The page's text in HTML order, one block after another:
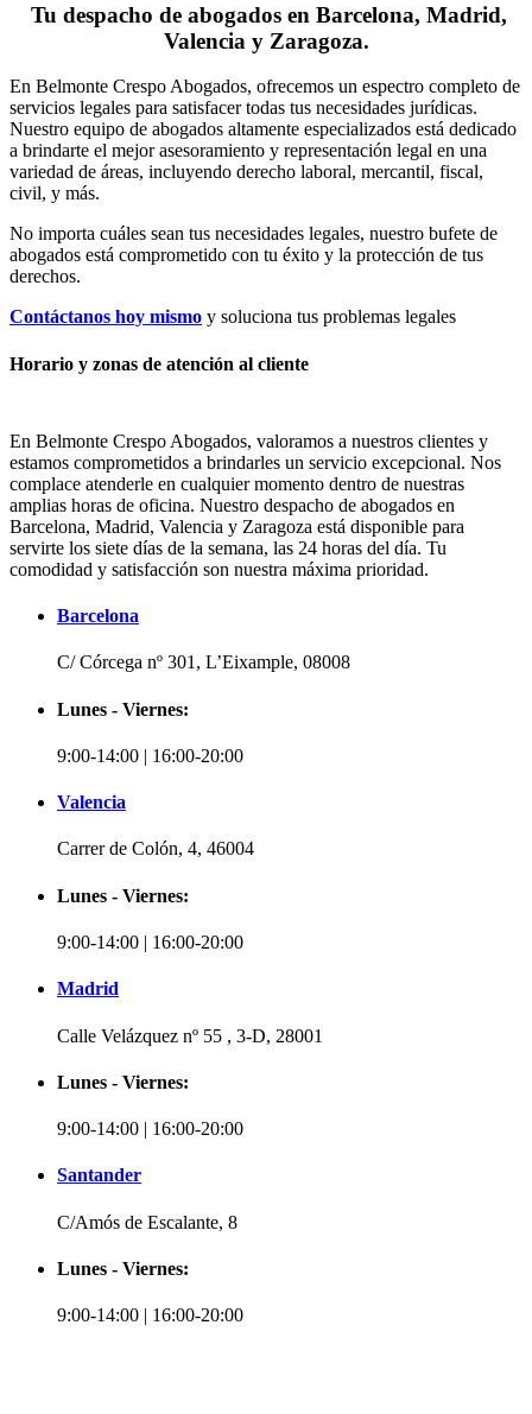
Tu despacho de abogados en Barcelona, Madrid,
Valencia y Zaragoza.
En Belmonte Crespo Abogados, ofrecemos un espectro completo de
servicios legales para satisfacer todas tus necesidades jurídicas.
Nuestro equipo de abogados altamente especializados está dedicado
a brindarte el mejor asesoramiento y representación legal en una
variedad de áreas, incluyendo derecho laboral, mercantil, fiscal,
civil, y más.
No importa cuáles sean tus necesidades legales, nuestro bufete de
abogados está comprometido con tu éxito y la protección de tus
derechos.
Contáctanos hoy mismo y soluciona tus problemas legales
Horario y zonas de atención al cliente
En Belmonte Crespo Abogados, valoramos a nuestros clientes y
estamos comprometidos a brindarles un servicio excepcional. Nos
complace atenderle en cualquier momento dentro de nuestras
amplias horas de oficina. Nuestro despacho de abogados en
Barcelona, Madrid, Valencia y Zaragoza está disponible para
servirte los siete días de la semana, las 24 horas del día. Tu
comodidad y satisfacción son nuestra máxima prioridad.
Barcelona
C/ Córcega nº 301, L’Eixample, 08008
Lunes - Viernes:
9:00-14:00 | 16:00-20:00
Valencia
Carrer de Colón, 4, 46004
Lunes - Viernes:
9:00-14:00 | 16:00-20:00
Madrid
Calle Velázquez nº 55 , 3-D, 28001
Lunes - Viernes:
9:00-14:00 | 16:00-20:00
Santander
C/Amós de Escalante, 8
Lunes - Viernes:
9:00-14:00 | 16:00-20:00